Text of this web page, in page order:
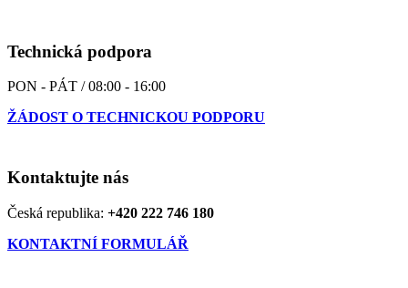
Technická podpora
PON - PÁT / 08:00 - 16:00
ŽÁDOST O TECHNICKOU PODPORU
Kontaktujte nás
Česká republika: +420 222 746 180
KONTAKTNÍ FORMULÁŘ